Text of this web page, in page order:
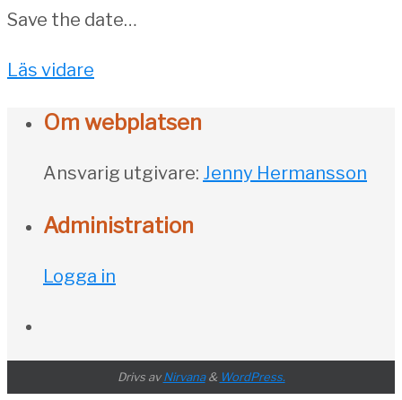
Save the date…
Läs vidare
Om webplatsen
Ansvarig utgivare: Jenny Hermansson
Administration
Logga in
Drivs avNirvana& WordPress.